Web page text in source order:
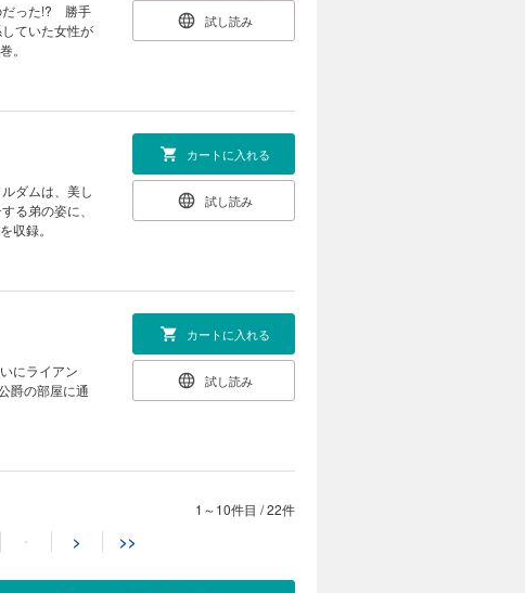
だった!? 勝手
ていた女性が
。
試し読み
ダムは、美し
る弟の姿に、
録。
カートに入れる
試し読み
にライアン
爵の部屋に通
カートに入れる
試し読み
、エキューの
カートに入れる
1～10件目 /22件
・ > >>